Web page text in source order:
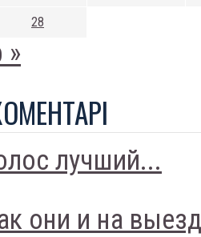
28
»
лучший...
они и на